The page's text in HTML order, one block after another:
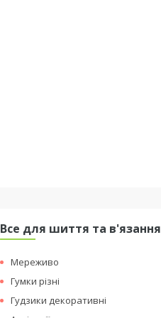
Все для шиття та в'язання
Мереживо
Гумки різні
Гудзики декоративні